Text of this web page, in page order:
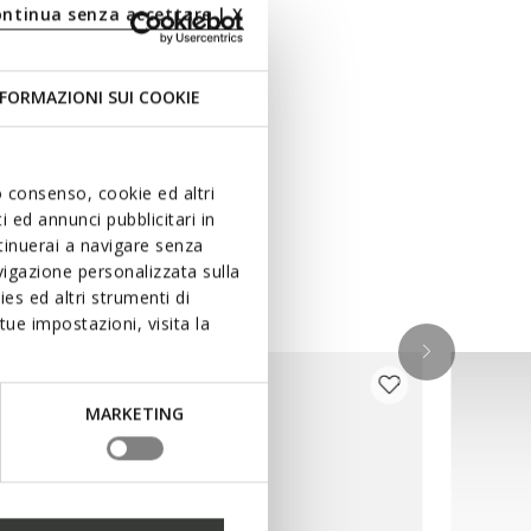
SUI COOKIE
cookie ed altri
annunci pubblicitari in
a navigare senza
personalizzata sulla
ed altri strumenti di
impostazioni, visita la
MARKETING
senza accettare | X